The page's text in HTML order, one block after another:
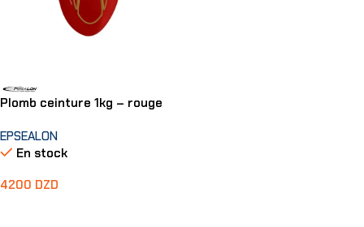
Plomb ceinture 1kg – rouge
EPSEALON
En stock
4200 DZD